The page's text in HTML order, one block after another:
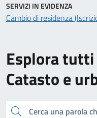
Esplora
Catasto e
Cerca una parola chiave
SERVIZI IN EVIDENZA
Cambio di residenza